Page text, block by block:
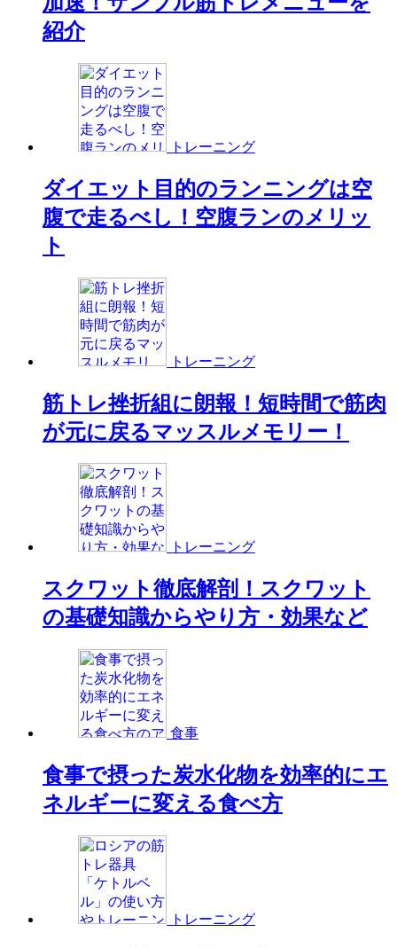
紹介
トレーニング
ダイエット目的のランニングは空
腹で走るべし！空腹ランのメリッ
ト
トレーニング
筋トレ挫折組に朗報！短時間で筋肉
が元に戻るマッスルメモリー！
トレーニング
スクワット徹底解剖！スクワット
の基礎知識からやり方・効果など
食事
食事で摂った炭水化物を効率的にエ
ネルギーに変える食べ方
トレーニング